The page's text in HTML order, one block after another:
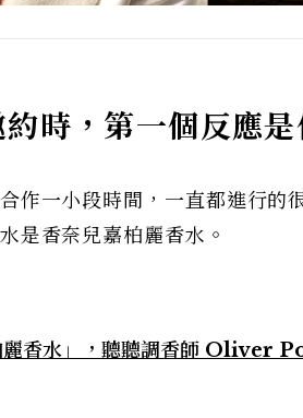
時，第一個反應是
作一小段時間，一直都進行的
是香奈兒嘉柏麗香水。
麗香水」，聽聽調香師 Oliver